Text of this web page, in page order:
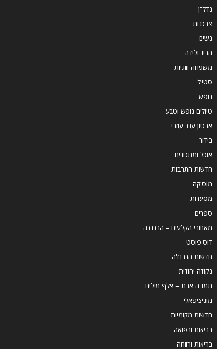
נדל''ן
צרכנות
נשים
הריון ולידה
משפחה וזוגיות
סטייל
נופש
טיולים נופש וטבע
ארכיון ענר עוזרי
בידור
אוכל ומתכונים
חדשות התרבות
מוסיקה
מסעדות
ספרים
מאחורי הקלעים – הברנז'ה
דוס פוסט
חדשות הברנז'ה
נקודה יהודית
תמונה אחת = אלף מילים
מוניציפאלי
חדשות מקומיות
בריאות ורפואה
בריאות ורווחה